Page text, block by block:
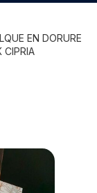
EN DORURE
CIPRIA